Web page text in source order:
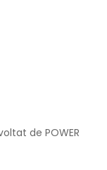
de POWER